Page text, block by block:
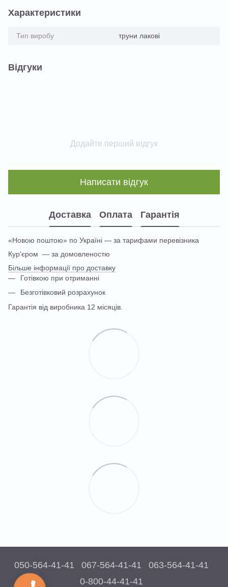
Характеристики
Тип виробу труни лакові
Відгуки
Додайте перший відгук
Написати відгук
Доставка Оплата Гарантія
«Новою поштою» по Україні — за тарифами перевізника
Кур'єром — за домовленостю
Більше інформації про доставку
Готівкою при отриманні
Безготівковий розрахунок
Гарантія від виробника 12 місяців.
050-564-41-41 067-564-41-41
063-564-41-41
0-800-44-41-41